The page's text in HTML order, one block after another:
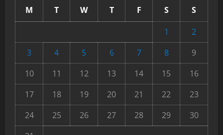
M T W T F S
S
1
2
3
4 5 6 7 8
9
10
11 12 13 14 15
16
17
18 19 20 21 22
23
24
25 26 27 28 29
30